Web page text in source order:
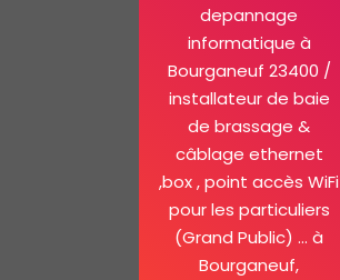
depannage
informatique à
Bourganeuf 23400 /
installateur de baie
de brassage &
câblage ethernet
,box , point accès WiFi
pour les particuliers
(Grand Public) … à
Bourganeuf,